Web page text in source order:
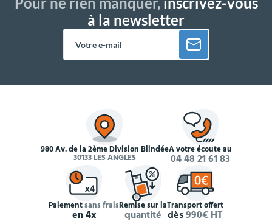
à la newsletter
980 Av. de la 2ème Division Blindée
30133 LES ANGLES
À votre écoute au
04 48 21 61 83
Paiementsans frais
en 4x
Remise sur la
quantité
Transport offert
dès990€ HT